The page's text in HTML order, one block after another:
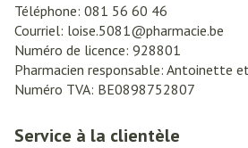
Téléphone: 081 56 60 46
Courriel: loise.5081@pharmacie.be
Numéro de licence: 928801
Pharmacien responsable: Antoinette
Numéro TVA: BE0898752807
Service à la clientèle